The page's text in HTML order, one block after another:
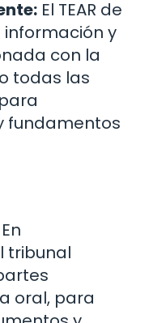
El TEAR de
y
con la
todas las
fundamentos
En
tribunal
oral, para